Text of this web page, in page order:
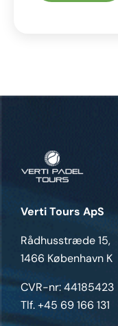
Verti Tours ApS
Rådhusstræde 15,
1466 København K
CVR-nr: 44185423
Tlf. +45 69 166 131